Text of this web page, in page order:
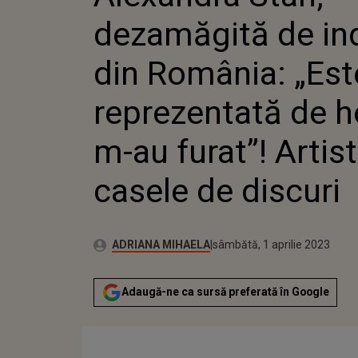
TOȚI M-
CRITICĂ
dezamăgită de
din România:
reprezentată de
m-au furat”!
casele de discuri
Autor:ADRIANA MIHAELAPublicat:
vineri, 1 aprilie 2022
Actualizat:
sâmbătă, 1 aprilie 2023
Adaugă-ne ca sursă preferată în Google